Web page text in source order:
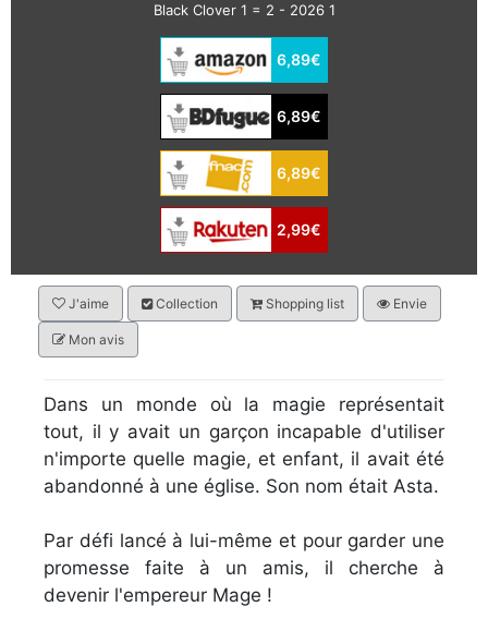
Black Clover 1 = 2 - 2026 1
6,89€
6,89€
6,89€
2,99€
J'aime Collection Shopping list Envie
Mon avis
Dans un monde où la magie représentait
tout, il y avait un garçon incapable d'utiliser
n'importe quelle magie, et enfant, il avait été
abandonné à une église. Son nom était Asta.
Par défi lancé à lui-même et pour garder une
promesse faite à un amis, il cherche à
devenir l'empereur Mage !